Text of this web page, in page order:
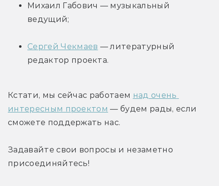
Михаил Габович — музыкальный
ведущий;
Сергей Чекмаев — литературный
редактор проекта.
Кстати, мы сейчас работаем над очень
интересным проектом — будем рады, если
сможете поддержать нас.
Задавайте свои вопросы и незаметно
присоединяйтесь!